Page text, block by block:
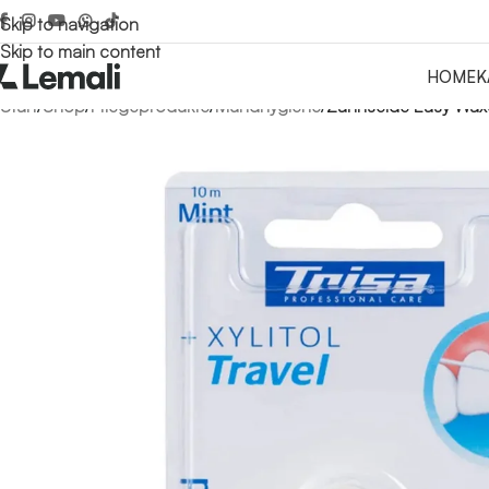
Skip to navigation
Skip to main content
HOME
Start/Shop/Pflegeprodukte/Mundhygiene/Zahnseide Easy